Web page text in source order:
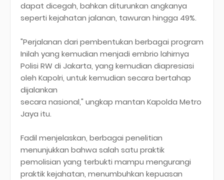
dapat dicegah, bahkan diturunkan angkanya
seperti kejahatan jalanan, tawuran hingga 49%.
"Perjalanan dari pembentukan berbagai program
Inilah yang kemudian menjadi embrio lahirnya
Polisi RW di Jakarta, yang kemudian diapresiasi
oleh Kapolri, untuk kemudian secara bertahap
dijalankan
secara nasional," ungkap mantan Kapolda Metro
Jaya itu.
Fadil menjelaskan, berbagai penelitian
menunjukkan bahwa salah satu praktik
pemolisian yang terbukti mampu mengurangi
praktik kejahatan, menumbuhkan kepuasan